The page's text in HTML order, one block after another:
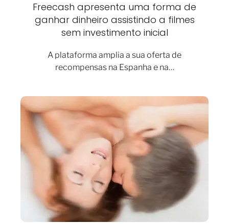
Freecash apresenta uma forma de
ganhar dinheiro assistindo a filmes
sem investimento inicial
A plataforma amplia a sua oferta de
recompensas na Espanha e na…